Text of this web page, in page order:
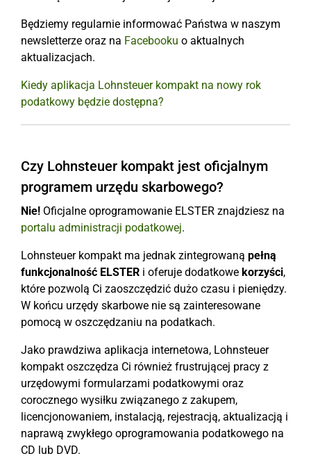
Będziemy regularnie informować Państwa w naszym
newsletterze oraz na Facebooku o aktualnych
aktualizacjach.
Kiedy aplikacja Lohnsteuer kompakt na nowy rok
podatkowy będzie dostępna?
Czy Lohnsteuer kompakt jest oficjalnym
programem urzędu skarbowego?
Nie! Oficjalne oprogramowanie ELSTER znajdziesz na
portalu administracji podatkowej.
Lohnsteuer kompakt ma jednak zintegrowaną pełną
funkcjonalność ELSTER i oferuje dodatkowe korzyści,
które pozwolą Ci zaoszczędzić dużo czasu i pieniędzy.
W końcu urzędy skarbowe nie są zainteresowane
pomocą w oszczędzaniu na podatkach.
Jako prawdziwa aplikacja internetowa, Lohnsteuer
kompakt oszczędza Ci również frustrującej pracy z
urzędowymi formularzami podatkowymi oraz
corocznego wysiłku związanego z zakupem,
licencjonowaniem, instalacją, rejestracją, aktualizacją i
naprawą zwykłego oprogramowania podatkowego na
CD lub DVD.